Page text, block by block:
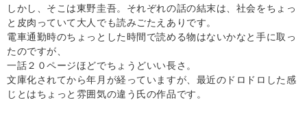
しかし、そこは東野圭吾。それぞれの話の結末は、社会をちょっ
と皮肉っていて大人でも読みごたえありです。
電車通勤時のちょっとした時間で読める物はないかなと手に取っ
たのですが、
一話２０ページほどでちょうどいい長さ。
文庫化されてから年月が経っていますが、最近のドロドロした感
じとはちょっと雰囲気の違う氏の作品です。